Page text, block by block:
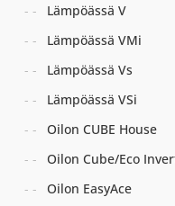
Lämpöässä V
Lämpöässä VMi
Lämpöässä Vs
Lämpöässä VSi
Oilon CUBE House
Oilon Cube/Eco
Oilon EasyAce